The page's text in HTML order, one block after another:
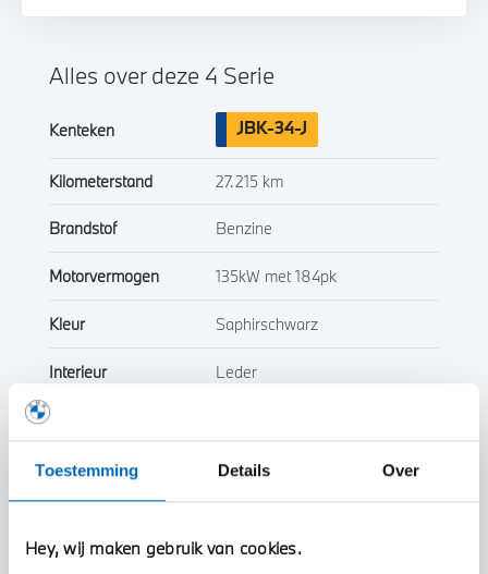
Toestemming Details Over
Hey, wij maken gebruik van cookies.
Alles over deze 4 Serie
Kenteken JBK-34-J
Kilometerstand 27.215 km
Brandstof Benzine
Motorvermogen 135kW met 184pk
Kleur Saphirschwarz
Interieur Leder
Btw/Marge
Toon alle eigenschappen